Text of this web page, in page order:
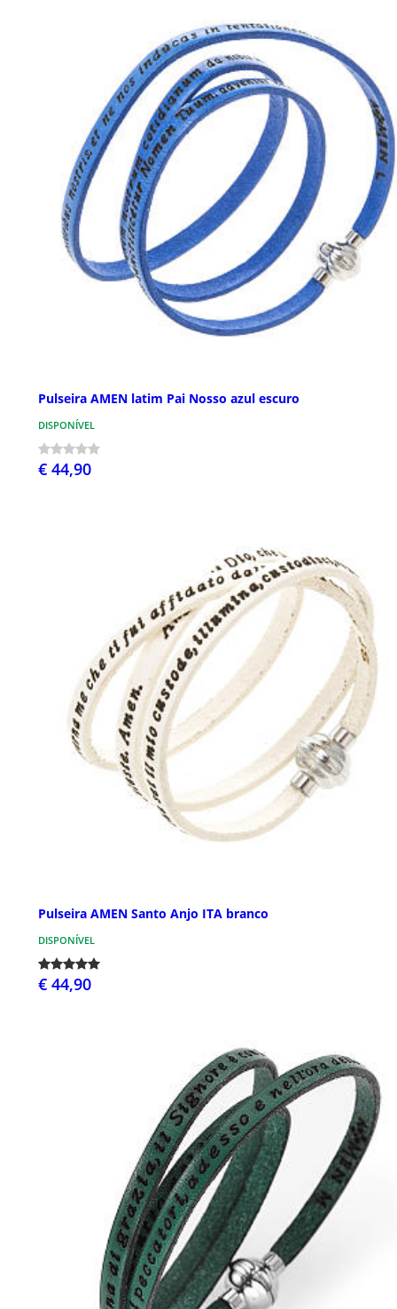
Pulseira AMEN latim Pai Nosso azul escuro
DISPONÍVEL
€ 44,90
Pulseira AMEN Santo Anjo ITA branco
DISPONÍVEL
€ 44,90